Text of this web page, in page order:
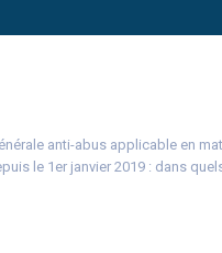
anti-abus applicable en
le 1er janvier 2019 : dans